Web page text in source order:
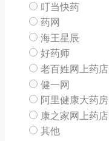
叮当快药
药网
海王星辰
好药师
老百姓网上药店
健一网
阿里健康大药房
康之家网上药店
其他